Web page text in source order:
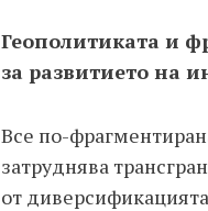
Геополитиката и
за развитието на
Все по-
затруднява
от